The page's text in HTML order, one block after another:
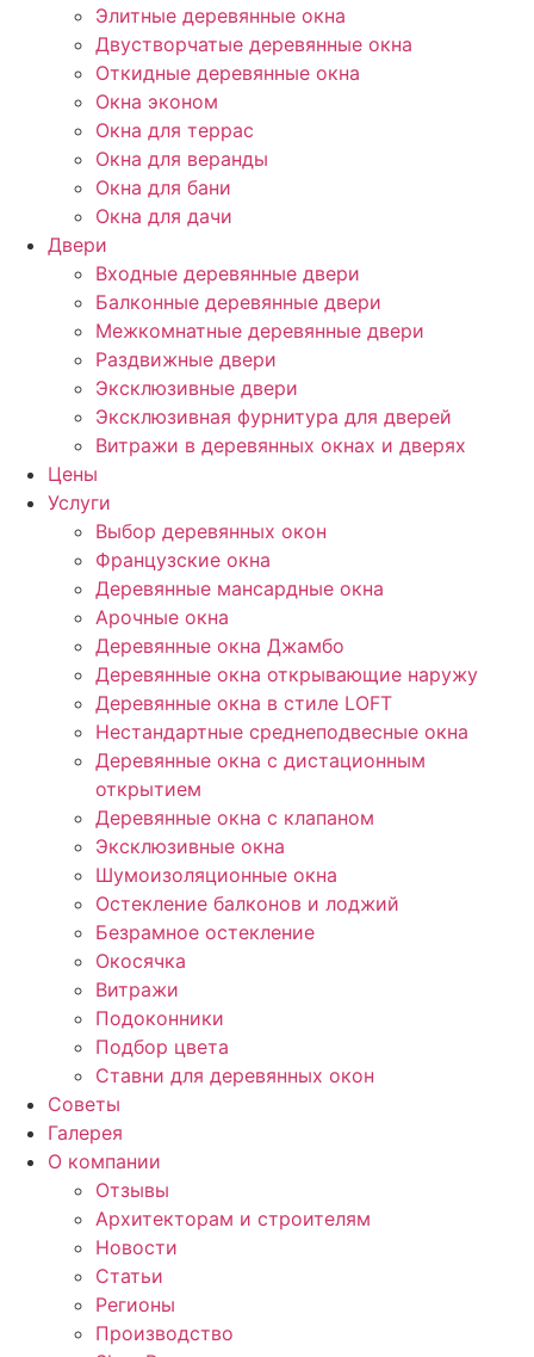
Элитные деревянные окна
Двустворчатые деревянные окна
Откидные деревянные окна
Окна эконом
Окна для террас
Окна для веранды
Окна для бани
Окна для дачи
Двери
Входные деревянные двери
Балконные деревянные двери
Межкомнатные деревянные двери
Раздвижные двери
Эксклюзивные двери
Эксклюзивная фурнитура для дверей
Витражи в деревянных окнах и дверях
Цены
Услуги
Выбор деревянных окон
Французские окна
Деревянные мансардные окна
Арочные окна
Деревянные окна Джамбо
Деревянные окна открывающие наружу
Деревянные окна в стиле LOFT
Нестандартные среднеподвесные окна
Деревянные окна с дистационным
открытием
Деревянные окна с клапаном
Эксклюзивные окна
Шумоизоляционные окна
Остекление балконов и лоджий
Безрамное остекление
Окосячка
Витражи
Подоконники
Подбор цвета
Ставни для деревянных окон
Советы
Галерея
О компании
Отзывы
Архитекторам и строителям
Новости
Статьи
Регионы
Производство